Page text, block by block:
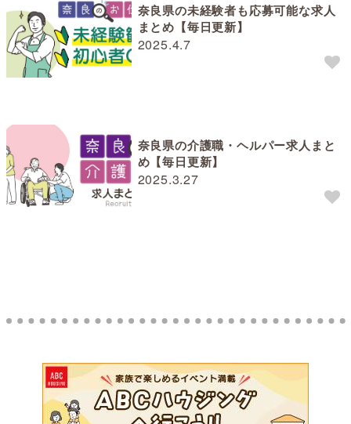
2025.4.7
奈良県の未経験者も応募可能な求人
まとめ【毎日更新】
2025.3.27
奈良県の介護職・ヘルパー求人まと
め【毎日更新】